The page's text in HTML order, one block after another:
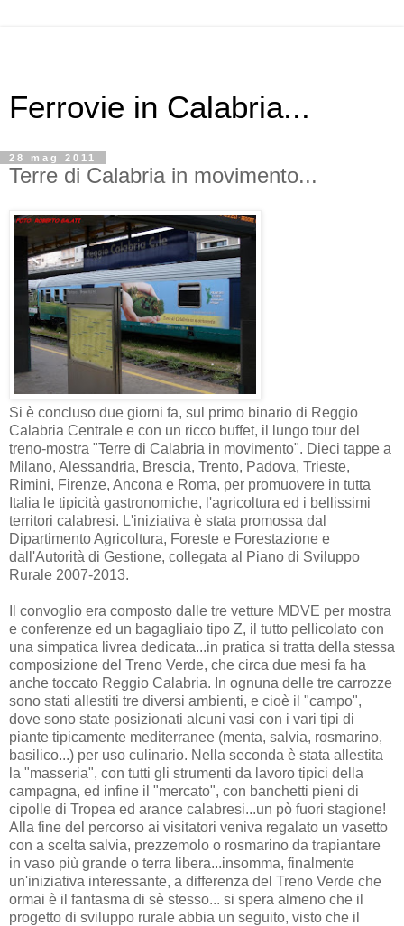
Ferrovie in Calabria...
28 mag 2011
Terre di Calabria in movimento...
Si è concluso due giorni fa, sul primo binario di Reggio
Calabria Centrale e con un ricco buffet, il lungo tour del
treno-mostra "Terre di Calabria in movimento". Dieci tappe a
Milano, Alessandria, Brescia, Trento, Padova, Trieste,
Rimini, Firenze, Ancona e Roma, per promuovere in tutta
Italia le tipicità gastronomiche, l'agricoltura ed i bellissimi
territori calabresi. L'iniziativa è stata promossa dal
Dipartimento Agricoltura, Foreste e Forestazione e
dall'Autorità di Gestione, collegata al Piano di Sviluppo
Rurale 2007-2013.
Il convoglio era composto dalle tre vetture MDVE per mostra
e conferenze ed un bagagliaio tipo Z, il tutto pellicolato con
una simpatica livrea dedicata...in pratica si tratta della stessa
composizione del Treno Verde, che circa due mesi fa ha
anche toccato Reggio Calabria. In ognuna delle tre carrozze
sono stati allestiti tre diversi ambienti, e cioè il "campo",
dove sono state posizionati alcuni vasi con i vari tipi di
piante tipicamente mediterranee (menta, salvia, rosmarino,
basilico...) per uso culinario. Nella seconda è stata allestita
la "masseria", con tutti gli strumenti da lavoro tipici della
campagna, ed infine il "mercato", con banchetti pieni di
cipolle di Tropea ed arance calabresi...un pò fuori stagione!
Alla fine del percorso ai visitatori veniva regalato un vasetto
con a scelta salvia, prezzemolo o rosmarino da trapiantare
in vaso più grande o terra libera...insomma, finalmente
un'iniziativa interessante, a differenza del Treno Verde che
ormai è il fantasma di sè stesso... si spera almeno che il
progetto di sviluppo rurale abbia un seguito, visto che il